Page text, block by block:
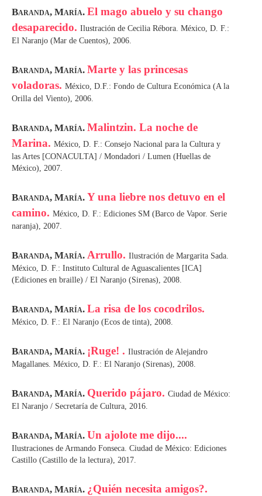
Baranda, María. El mago abuelo y su chango
desaparecido. Ilustración de Cecilia Rébora. México, D. F.:
El Naranjo (Mar de Cuentos), 2006.
Baranda, María. Marte y las princesas
voladoras. México, D.F.: Fondo de Cultura Económica (A la
Orilla del Viento), 2006.
Baranda, María. Malintzin. La noche de
Marina. México, D. F.: Consejo Nacional para la Cultura y
las Artes [CONACULTA] / Mondadori / Lumen (Huellas de
México), 2007.
Baranda, María. Y una liebre nos detuvo en el
camino. México, D. F.: Ediciones SM (Barco de Vapor. Serie
naranja), 2007.
Baranda, María. Arrullo. Ilustración de Margarita Sada.
México, D. F.: Instituto Cultural de Aguascalientes [ICA]
(Ediciones en braille) / El Naranjo (Sirenas), 2008.
Baranda, María. La risa de los cocodrilos.
México, D. F.: El Naranjo (Ecos de tinta), 2008.
Baranda, María. ¡Ruge! . Ilustración de Alejandro
Magallanes. México, D. F.: El Naranjo (Sirenas), 2008.
Baranda, María. Querido pájaro. Ciudad de México:
El Naranjo / Secretaría de Cultura, 2016.
Baranda, María. Un ajolote me dijo....
Ilustraciones de Armando Fonseca. Ciudad de México: Ediciones
Castillo (Castillo de la lectura), 2017.
Baranda, María. ¿Quién necesita amigos?.